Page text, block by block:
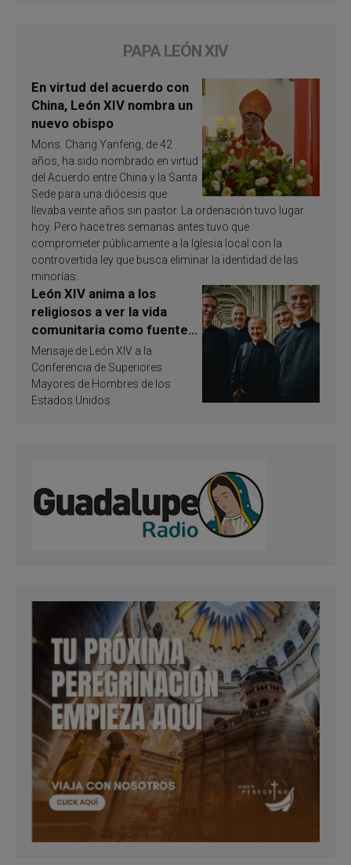
PAPA LEÓN XIV
En virtud del acuerdo con
China, León XIV nombra un
nuevo obispo
Mons. Chang Yanfeng, de 42
años, ha sido nombrado en virtud
del Acuerdo entre China y la Santa
Sede para una diócesis que
llevaba veinte años sin pastor. La ordenación tuvo lugar
hoy. Pero hace tres semanas antes tuvo que
comprometer públicamente a la Iglesia local con la
controvertida ley que busca eliminar la identidad de las
minorías.
León XIV anima a los
religiosos a ver la vida
comunitaria como fuente
de inspiración y
santificación
Mensaje de León XIV a la
Conferencia de Superiores
Mayores de Hombres de los
Estados Unidos